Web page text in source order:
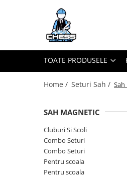
Toate Produsele
Accesorii tabla
Ceasuri Pentru Diverse Jocuri
Tabla De Sah Din Lemn
Cluburi Si Scoli
TOATE PRODUSELE
Home / Seturi Sah /
SAH MAGNETIC
Cluburi Si Scoli
Combo Seturi
Combo Seturi
Pentru scoala
Pentru scoala